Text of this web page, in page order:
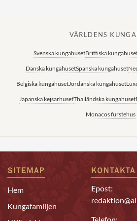
VÄRLDENS
Svenska kungahusetBrittiska
Danska kungahusetSpanska kungahuset
Belgiska kungahusetJordanska kungahuset
Japanska kejsarhusetThailändska kungahuset
Monacos furstehus
SITEMAP
Hem
Kungafamiljen
Epost: